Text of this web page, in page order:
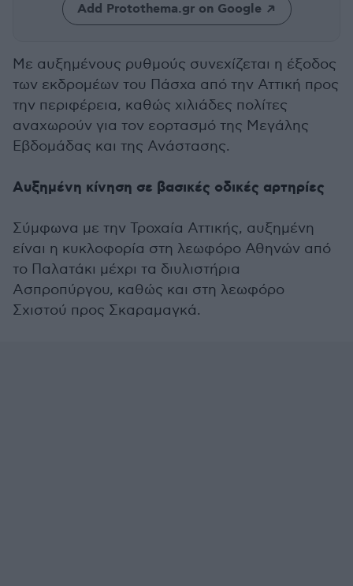
Add Protothema.gr on Google
Με αυξημένους ρυθμούς συνεχίζεται η έξοδος
των εκδρομέων του Πάσχα από την Αττική προς
την περιφέρεια, καθώς χιλιάδες πολίτες
αναχωρούν για τον εορτασμό της Μεγάλης
Εβδομάδας και της Ανάστασης.
Αυξημένη κίνηση σε βασικές οδικές αρτηρίες
Σύμφωνα με την Τροχαία Αττικής, αυξημένη
είναι η κυκλοφορία στη λεωφόρο Αθηνών από
το Παλατάκι μέχρι τα διυλιστήρια
Ασπροπύργου, καθώς και στη λεωφόρο
Σχιστού προς Σκαραμαγκά.